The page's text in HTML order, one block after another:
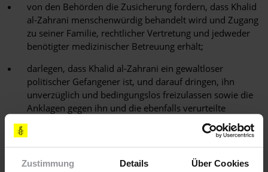
Zustimmung Details Über Cookies
von den Behörden die Zusicherung fordern, dass Khalid
al-Zahrani menschenwürdig behandelt wird und Zugang
zu seiner Familie, rechtlicher Vertretung und jedweder
benötigter medizinischer Betreuung erhält;
darlegen, dass Khalid al-Zahrani ein gewaltloser
politischer Gefangener ist, und darauf dringen, ihn
unverzüglich und bedingungslos freizulassen sowie die
Anklagen gegen ihn und die ebenfalls verurteilte
Akademikerin fallen zu lassen;
Vertragsstaat des UN-Übereinkommens gegen Folter und